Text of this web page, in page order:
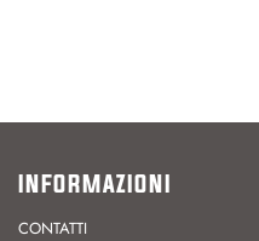
INFORMAZIONI
CONTATTI